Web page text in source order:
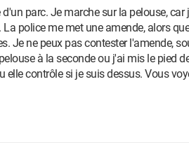
parc. Je marche sur la pelouse, car
police me met une amende, alors
Je ne peux pas contester l'amende,
à la seconde ou j'ai mis le pied
contrôle si je suis dessus. Vous